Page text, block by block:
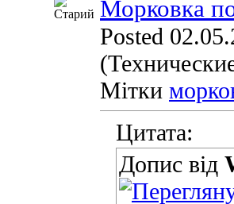
Морковка
Posted
Мітки
Цитата:
Допис від